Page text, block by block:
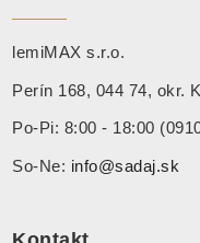
lemiMAX s.r.o.
Perín 168, 044 74, okr.
Po-Pi: 8:00 - 18:00
So-Ne: info@sadaj.sk